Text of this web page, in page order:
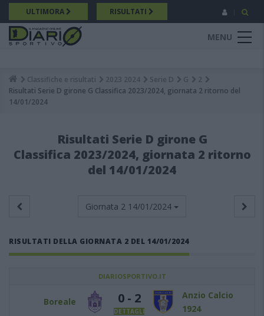
Salta
al
contenuto
principale
ULTIMORA RISULTATI
MENU
Breadcrumb
Classifiche e risultati 2023 2024 Serie D G
2
Risultati Serie D girone G Classifica 2023/2024, giornata 2 ritorno del
14/01/2024
Risultati Serie D girone G
Classifica 2023/2024, giornata 2 ritorno
del 14/01/2024
Giornata 2 14/01/2024
RISULTATI DELLA GIORNATA 2 DEL 14/01/2024
DIARIOSPORTIVO.IT
Boreale 0 - 2
DETTAGLI
Anzio Calcio
1924